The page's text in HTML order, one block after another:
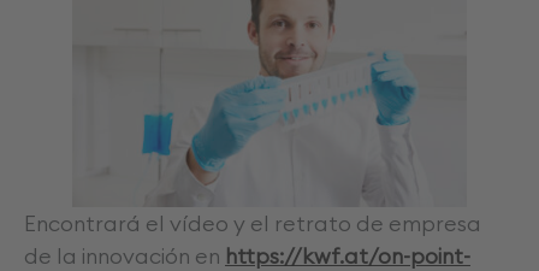
Encontrará el vídeo y el retrato de empresa
de la innovación en https://kwf.at/on-point-